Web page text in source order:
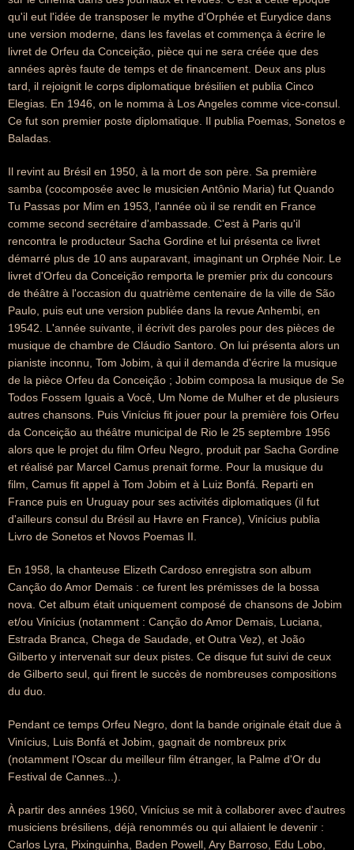
qu'il eut l'idée de transposer le mythe d'Orphée et Eurydice dans
une version moderne, dans les favelas et commença à écrire le
livret de Orfeu da Conceição, pièce qui ne sera créée que des
années après faute de temps et de financement. Deux ans plus
tard, il rejoignit le corps diplomatique brésilien et publia Cinco
Elegias. En 1946, on le nomma à Los Angeles comme vice-consul.
Ce fut son premier poste diplomatique. Il publia Poemas, Sonetos e
Baladas.
Il revint au Brésil en 1950, à la mort de son père. Sa première
samba (cocomposée avec le musicien Antônio Maria) fut Quando
Tu Passas por Mim en 1953, l'année où il se rendit en France
comme second secrétaire d'ambassade. C'est à Paris qu'il
rencontra le producteur Sacha Gordine et lui présenta ce livret
démarré plus de 10 ans auparavant, imaginant un Orphée Noir. Le
livret d'Orfeu da Conceição remporta le premier prix du concours
de théâtre à l'occasion du quatrième centenaire de la ville de São
Paulo, puis eut une version publiée dans la revue Anhembi, en
19542. L'année suivante, il écrivit des paroles pour des pièces de
musique de chambre de Cláudio Santoro. On lui présenta alors un
pianiste inconnu, Tom Jobim, à qui il demanda d'écrire la musique
de la pièce Orfeu da Conceição ; Jobim composa la musique de Se
Todos Fossem Iguais a Você, Um Nome de Mulher et de plusieurs
autres chansons. Puis Vinícius fit jouer pour la première fois Orfeu
da Conceição au théâtre municipal de Rio le 25 septembre 1956
alors que le projet du film Orfeu Negro, produit par Sacha Gordine
et réalisé par Marcel Camus prenait forme. Pour la musique du
film, Camus fit appel à Tom Jobim et à Luiz Bonfá. Reparti en
France puis en Uruguay pour ses activités diplomatiques (il fut
d'ailleurs consul du Brésil au Havre en France), Vinícius publia
Livro de Sonetos et Novos Poemas II.
En 1958, la chanteuse Elizeth Cardoso enregistra son album
Canção do Amor Demais : ce furent les prémisses de la bossa
nova. Cet album était uniquement composé de chansons de Jobim
et/ou Vinícius (notamment : Canção do Amor Demais, Luciana,
Estrada Branca, Chega de Saudade, et Outra Vez), et João
Gilberto y intervenait sur deux pistes. Ce disque fut suivi de ceux
de Gilberto seul, qui firent le succès de nombreuses compositions
du duo.
Pendant ce temps Orfeu Negro, dont la bande originale était due à
Vinícius, Luis Bonfá et Jobim, gagnait de nombreux prix
(notamment l'Oscar du meilleur film étranger, la Palme d'Or du
Festival de Cannes...).
À partir des années 1960, Vinícius se mit à collaborer avec d'autres
musiciens brésiliens, déjà renommés ou qui allaient le devenir :
Carlos Lyra, Pixinguinha, Baden Powell, Ary Barroso, Edu Lobo,